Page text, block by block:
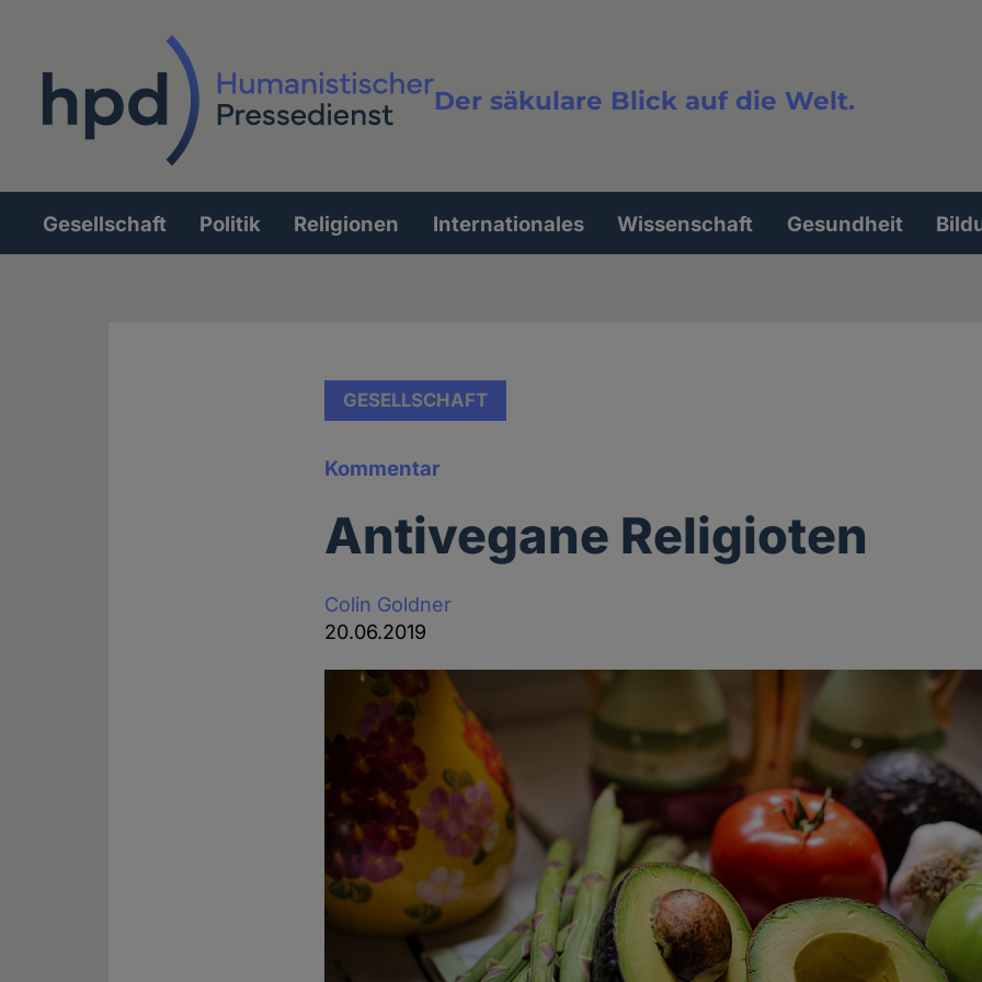
Der säkulare Blick auf die Welt.
Volltextsuche
Hauptnavigation
Gesellschaft Politik Religionen Internationales Wissenschaft Gesundheit
GESELLSCHAFT
Kommentar
Antivegane Religioten
Colin Goldner
20.06.2019